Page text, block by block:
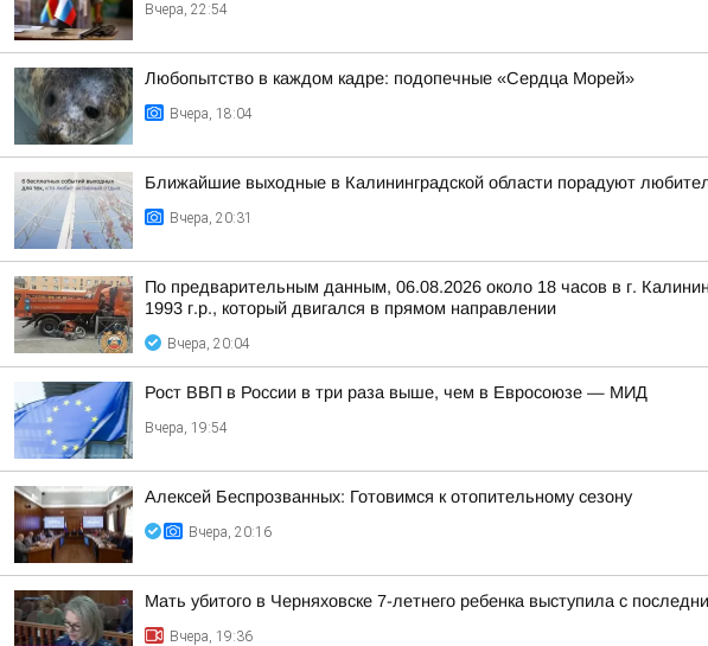
Вчера, 22:54
Любопытство в каждом кадре: подопечные «Сердца Морей»
Вчера, 18:04
Ближайшие выходные в Калининградской области порадуют
Вчера, 20:31
По предварительным данным, 06.08.2026 около 18 часов в г.
1993 г.р., который двигался в прямом направлении
Вчера, 20:04
Рост ВВП в России в три раза выше, чем в Евросоюзе — МИД
Вчера, 19:54
Алексей Беспрозванных: Готовимся к отопительному сезону
Вчера, 20:16
Мать убитого в Черняховске 7-летнего ребенка выступила с
Вчера, 19:36